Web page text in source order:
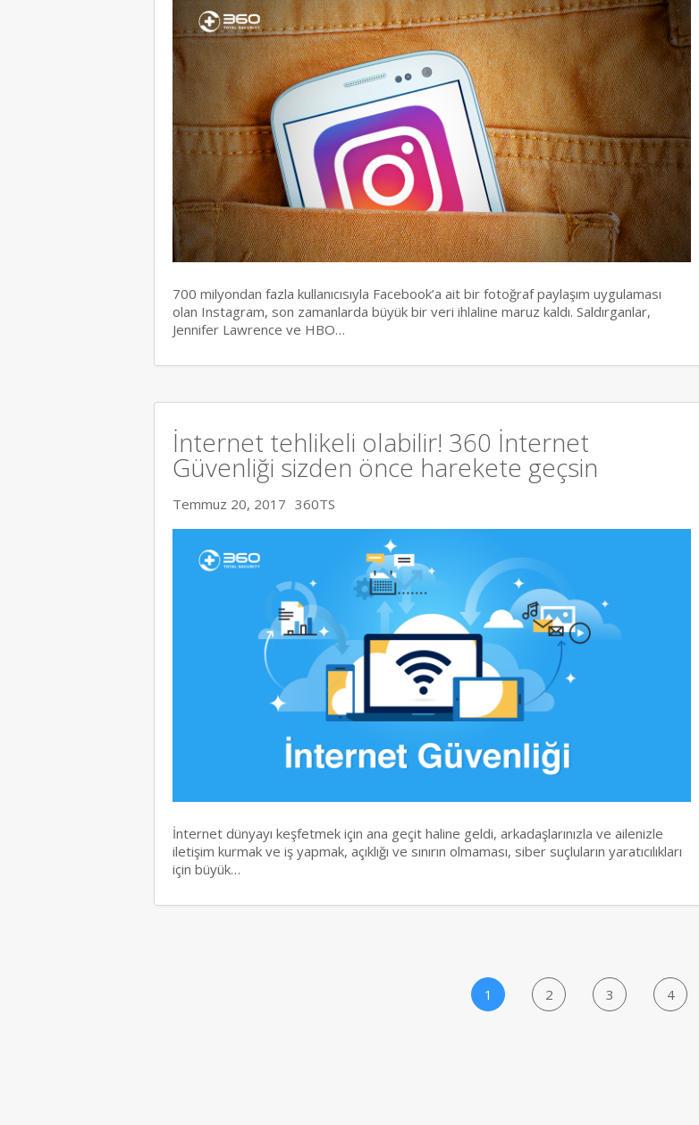
700 milyondan fazla kullanıcısıyla Facebook’a ait bir fotoğraf paylaşım uygulaması
olan Instagram, son zamanlarda büyük bir veri ihlaline maruz kaldı. Saldırganlar,
Jennifer Lawrence ve HBO…
İnternet tehlikeli olabilir! 360 İnternet
Güvenliği sizden önce harekete geçsin
Temmuz 20, 2017 360TS
İnternet dünyayı keşfetmek için ana geçit haline geldi, arkadaşlarınızla ve ailenizle
iletişim kurmak ve iş yapmak, açıklığı ve sınırın olmaması, siber suçluların yaratıcılıkları
için büyük…
1 2 3 4